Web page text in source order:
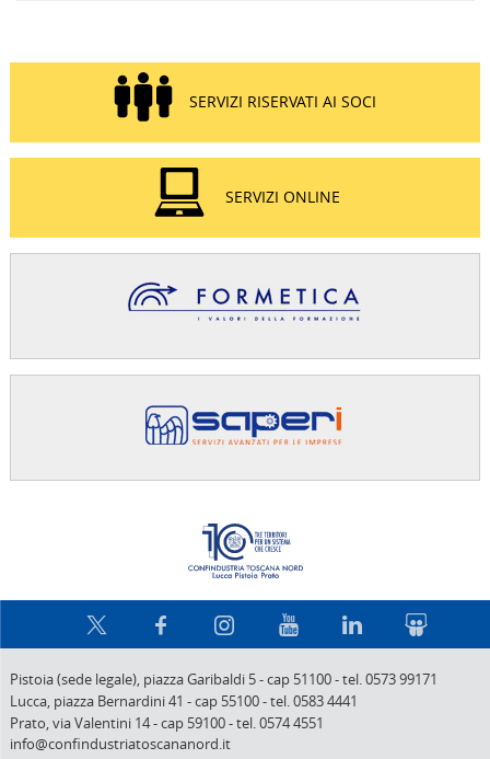
SERVIZI RISERVATI AI SOCI
SERVIZI ONLINE
Pistoia (sede legale), piazza Garibaldi 5-cap 51100-tel. 0573 99171
Lucca, piazza Bernardini 41 -cap 55100-tel. 0583 4441
Prato,via Valentini 14-cap 59100-tel. 0574 4551
info@confindustriatoscananord.it